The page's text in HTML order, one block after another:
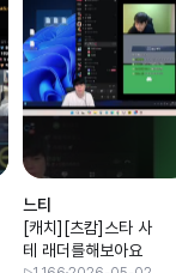
느티
[캐치][츠캄]스타 사
테 래더를해보아요